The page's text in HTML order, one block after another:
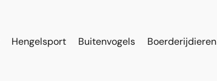
Hengelsport Buitenvogels Boerderijdieren